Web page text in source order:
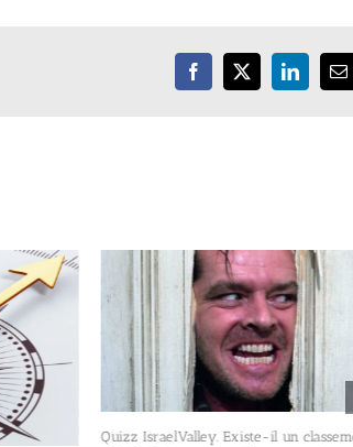
Facebook
X LinkedIn
Quizz IsraelValley. Existe-il un